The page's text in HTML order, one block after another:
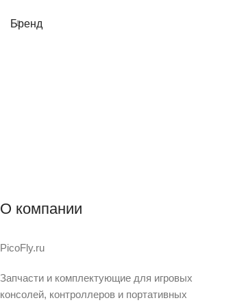
Бренд
О компании
PicoFly.ru
Запчасти и комплектующие для игровых
консолей, контроллеров и портативных